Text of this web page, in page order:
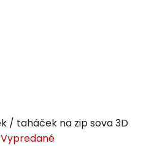
/ taháček na zip sova 3D
Vypredané